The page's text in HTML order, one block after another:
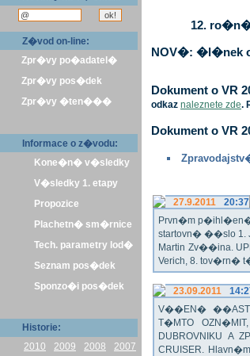
Z�vod on-line:
Zpr�vy po�adatel�
Zpr�vy pos�dek
Zpr�vy �ten���
Informace o z�vodu:
Kone�n� v�sledky
V�sledky 1. etapy
Propozice
Plachetn� sm�rnice
Tech. parametry lod�
Seznam pos�dek
Sponzo�i pos�dek
Historie:
2010
2009 2008
2007
12.
NOV�: �l�nek o
Dokument o VR
odkaz naleznete zde.
Dokument o VR
27.9.2011
20:37
Prvn�m
startovn� ��slo 1.
Martin Zv��ina.
Verich, 8. tov�rn�
23.09.2011
V��EN�
T�MTO
DUBROVNIKU A
CRUISER.